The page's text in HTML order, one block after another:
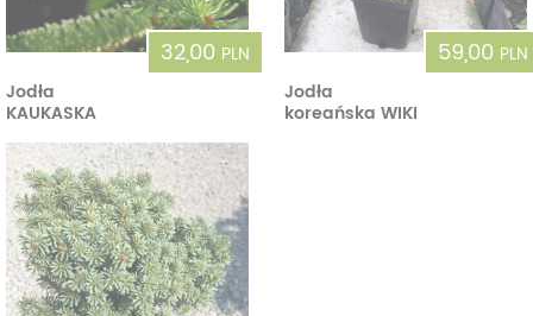
32,00 PLN
Jodła
KAUKASKA
59,00 PLN
Jodła
koreańska WIKI